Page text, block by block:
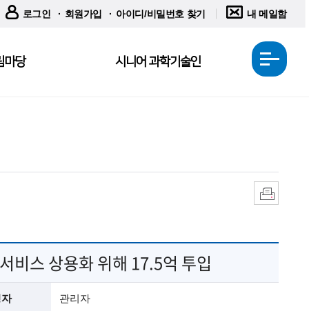
로그인 회원가입 아이디/비밀번호 찾기 내 메일함
마당 시니어 과학기술인
전
체
인
쇄
비스 상용화 위해 17.5억 투입
관리자